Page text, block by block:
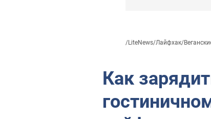
/LiteNews/Лайфхак/
Как